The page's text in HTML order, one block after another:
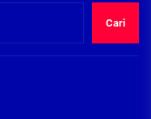
Cari